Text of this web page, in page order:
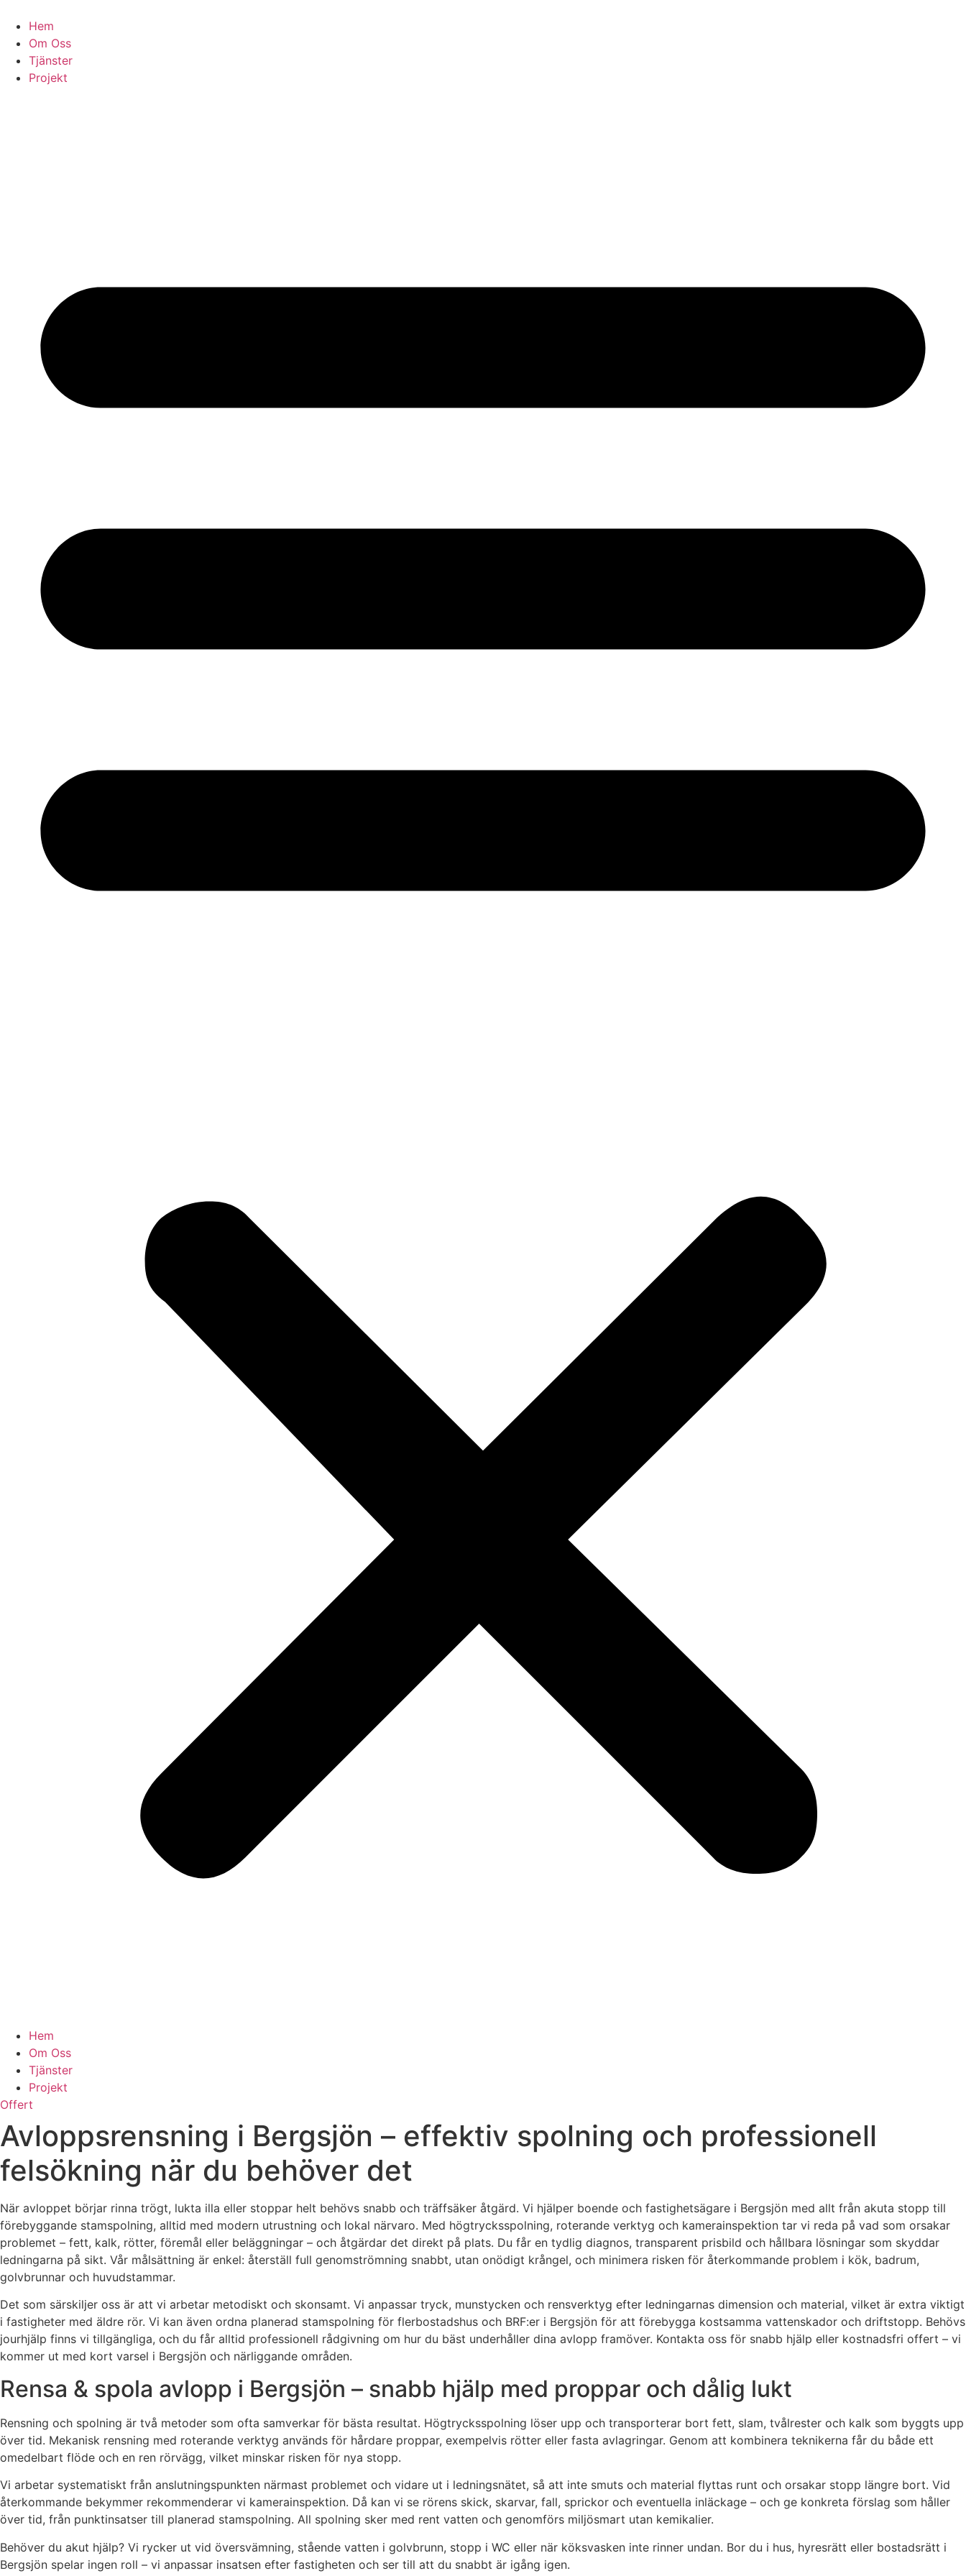
content
Hem
Om Oss
Tjänster
Projekt
Hem
Om Oss
Tjänster
Projekt
Offert
Avloppsrensning i Bergsjön – effektiv spolning och professionell
felsökning när du behöver det
När avloppet börjar rinna trögt, lukta illa eller stoppar helt behövs snabb och träffsäker åtgärd. Vi hjälper boende och fastighetsägare i Bergsjön med allt från akuta stopp till
förebyggande stamspolning, alltid med modern utrustning och lokal närvaro. Med högtrycksspolning, roterande verktyg och kamerainspektion tar vi reda på vad som orsakar
problemet – fett, kalk, rötter, föremål eller beläggningar – och åtgärdar det direkt på plats. Du får en tydlig diagnos, transparent prisbild och hållbara lösningar som skyddar
ledningarna på sikt. Vår målsättning är enkel: återställ full genomströmning snabbt, utan onödigt krångel, och minimera risken för återkommande problem i kök, badrum,
golvbrunnar och huvudstammar.
Det som särskiljer oss är att vi arbetar metodiskt och skonsamt. Vi anpassar tryck, munstycken och rensverktyg efter ledningarnas dimension och material, vilket är extra viktigt
i fastigheter med äldre rör. Vi kan även ordna planerad stamspolning för flerbostadshus och BRF:er i Bergsjön för att förebygga kostsamma vattenskador och driftstopp. Behövs
jourhjälp finns vi tillgängliga, och du får alltid professionell rådgivning om hur du bäst underhåller dina avlopp framöver. Kontakta oss för snabb hjälp eller kostnadsfri offert – vi
kommer ut med kort varsel i Bergsjön och närliggande områden.
Rensa & spola avlopp i Bergsjön – snabb hjälp med proppar och dålig lukt
Rensning och spolning är två metoder som ofta samverkar för bästa resultat. Högtrycksspolning löser upp och transporterar bort fett, slam, tvålrester och kalk som byggts upp
över tid. Mekanisk rensning med roterande verktyg används för hårdare proppar, exempelvis rötter eller fasta avlagringar. Genom att kombinera teknikerna får du både ett
omedelbart flöde och en ren rörvägg, vilket minskar risken för nya stopp.
Vi arbetar systematiskt från anslutningspunkten närmast problemet och vidare ut i ledningsnätet, så att inte smuts och material flyttas runt och orsakar stopp längre bort. Vid
återkommande bekymmer rekommenderar vi kamerainspektion. Då kan vi se rörens skick, skarvar, fall, sprickor och eventuella inläckage – och ge konkreta förslag som håller
över tid, från punktinsatser till planerad stamspolning. All spolning sker med rent vatten och genomförs miljösmart utan kemikalier.
Behöver du akut hjälp? Vi rycker ut vid översvämning, stående vatten i golvbrunn, stopp i WC eller när köksvasken inte rinner undan. Bor du i hus, hyresrätt eller bostadsrätt i
Bergsjön spelar ingen roll – vi anpassar insatsen efter fastigheten och ser till att du snabbt är igång igen.